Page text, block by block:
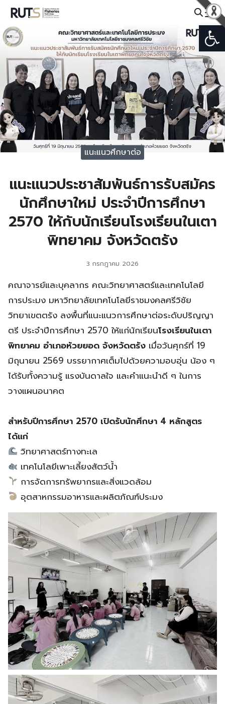
Skip
content
Search
for:
แนะแนวศึกษาต่อ
แนะแนวประชาสัมพันธ์การรับสมัคร
นักศึกษาใหม่ ประจำปีการศึกษา
2570 ให้กับนักเรียนโรงเรียนในเตา
พิทยาคม จังหวัดตรัง
3 กรกฎาคม 2026
คณาจารย์และบุคลากร คณะวิทยาศาสตร์และเทคโนโลยี
การประมง มหาวิทยาลัยเทคโนโลยีราชมงคลศรีวิชัย
วิทยาเขตตรัง ลงพื้นที่แนะแนวการศึกษาต่อระดับปริญญา
ตรี ประจำปีการศึกษา 2570 ให้แก่นักเรียนโรงเรียนในเตา
พิทยาคม อำเภอห้วยยอด จังหวัดตรัง เมื่อวันศุกร์ที่ 19
มิถุนายน 2569 บรรยากาศเต็มไปด้วยความอบอุ่น น้อง ๆ
ได้รับทั้งความรู้ แรงบันดาลใจ และคำแนะนำดี ๆ ในการ
วางแผนอนาคต
สำหรับปีการศึกษา 2570 เปิดรับนักศึกษา 4 หลักสูตร
ได้แก่
วิทยาศาสตร์ทางทะเล
เทคโนโลยีเพาะเลี้ยงสัตว์น้ำ
การจัดการทรัพยากรและสิ่งแวดล้อม
อุตสาหกรรมอาหารและผลิตภัณฑ์ประมง